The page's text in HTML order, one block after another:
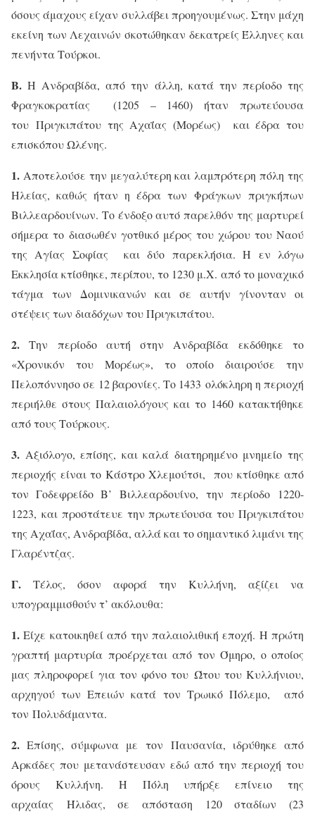
όσους άμαχους είχαν συλλάβει προηγουμένως. Στην μάχη
εκείνη των Λεχαινών σκοτώθηκαν δεκατρείς Έλληνες και
πενήντα Τούρκοι.
Β. Η Ανδραβίδα, από την άλλη, κατά την περίοδο της
Φραγκοκρατίας
(1205 – 1460) ήταν πρωτεύουσα
του Πριγκιπάτου της Αχαΐας (Μορέως)
και έδρα του
επισκόπου Ωλένης.
1. Αποτελούσε την μεγαλύτερη και λαμπρότερη πόλη της
Ηλείας, καθώς ήταν η έδρα των Φράγκων πριγκήπων
Βιλλεαρδουίνων. Το ένδοξο αυτό παρελθόν της μαρτυρεί
σήμερα το διασωθέν γοτθικό μέρος του χώρου του Ναού
της Αγίας Σοφίας
και δύο παρεκλήσια. Η εν λόγω
Εκκλησία κτίσθηκε, περίπου, το 1230 μ.Χ. από το μοναχικό
τάγμα των Δομινικανών και σε αυτήν γίνονταν οι
στέψεις των διαδόχων του Πριγκιπάτου.
2. Την περίοδο αυτή στην Ανδραβίδα εκδόθηκε το
«Χρονικόν του Μορέως», το οποίο διαιρούσε την
Πελοπόννησο σε 12 βαρονίες. Το 1433 ολόκληρη η περιοχή
περιήλθε στους Παλαιολόγους και το 1460 κατακτήθηκε
από τους Τούρκους.
3. Αξιόλογο, επίσης, και καλά διατηρημένο μνημείο της
περιοχής είναι το Κάστρο Χλεμούτσι,
που κτίσθηκε από
τον Γοδεφρείδο Β’ Βιλλεαρδουίνο, την περίοδο
1220-
1223, και προστάτευε την πρωτεύουσα του Πριγκιπάτου
της Αχαΐας, Ανδραβίδα, αλλά και το σημαντικό λιμάνι της
Γλαρέντζας.
Γ. Τέλος, όσον αφορά την Κυλλήνη, αξίζει να
υπογραμμισθούν τ’ ακόλουθα:
1. Είχε κατοικηθεί από την παλαιολιθική εποχή. Η πρώτη
γραπτή μαρτυρία προέρχεται από τον Όμηρο, ο οποίος
μας πληροφορεί για τον φόνο του Ώτου του Κυλλήνιου,
αρχηγού των Επειών κατά τον Τρωικό Πόλεμο,
από
τον Πολυδάμαντα.
2. Επίσης, σύμφωνα με τον Παυσανία, ιδρύθηκε από
Αρκάδες που μετανάστευσαν εδώ από την περιοχή του
όρους
Κυλλήνη. Η Πόλη υπήρξε επίνειο
της
αρχαίας
Ήλιδας, σε απόσταση 120 σταδίων (23